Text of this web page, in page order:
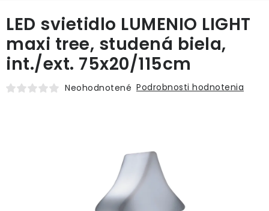
SERVIS INTERIÉROVEJ ZELENE
MACHY
ŽIVÉ STENY
INTERIÉROVÉ DEKORÁCIE
LED svietidlo LUMENIO LIGHT
maxi tree, studená biela,
int./ext. 75x20/115cm
Neohodnotené Podrobnosti hodnotenia